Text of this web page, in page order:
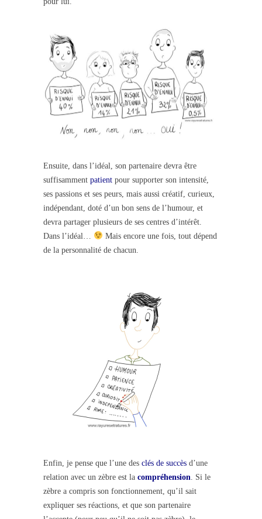
Ensuite, dans l’idéal, son partenaire devra être
suffisamment patient pour supporter son intensité,
ses passions et ses peurs, mais aussi créatif, curieux,
indépendant, doté d’un bon sens de l’humour, et
devra partager plusieurs de ses centres d’intérêt.
Dans l’idéal…
Mais encore une fois, tout dépend
de la personnalité de chacun.
Enfin, je pense que l’une des clés de succès d’une
relation avec un zèbre est la compréhension . Si le
zèbre a compris son fonctionnement, qu’il sait
expliquer ses réactions, et que son partenaire